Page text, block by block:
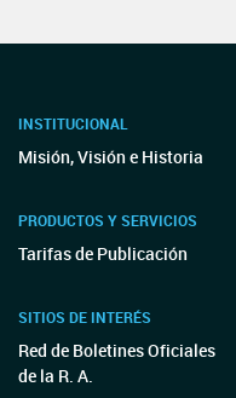
INSTITUCIONAL
Misión, Visión e Historia
PRODUCTOS Y SERVICIOS
Tarifas de Publicación
SITIOS DE INTERÉS
Red de Boletines Oficiales
de la R. A.